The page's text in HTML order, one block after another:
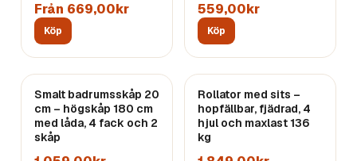
Från 669,00kr
Köp
559,00kr
Köp
Smalt badrumsskåp 20
cm – högskåp 180 cm
med låda, 4 fack och 2
skåp
Rollator med sits –
hopfällbar, fjädrad, 4
hjul och maxlast 136
kg